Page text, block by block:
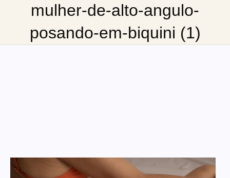
mulher-de-alto-angulo-
posando-em-biquini (1)